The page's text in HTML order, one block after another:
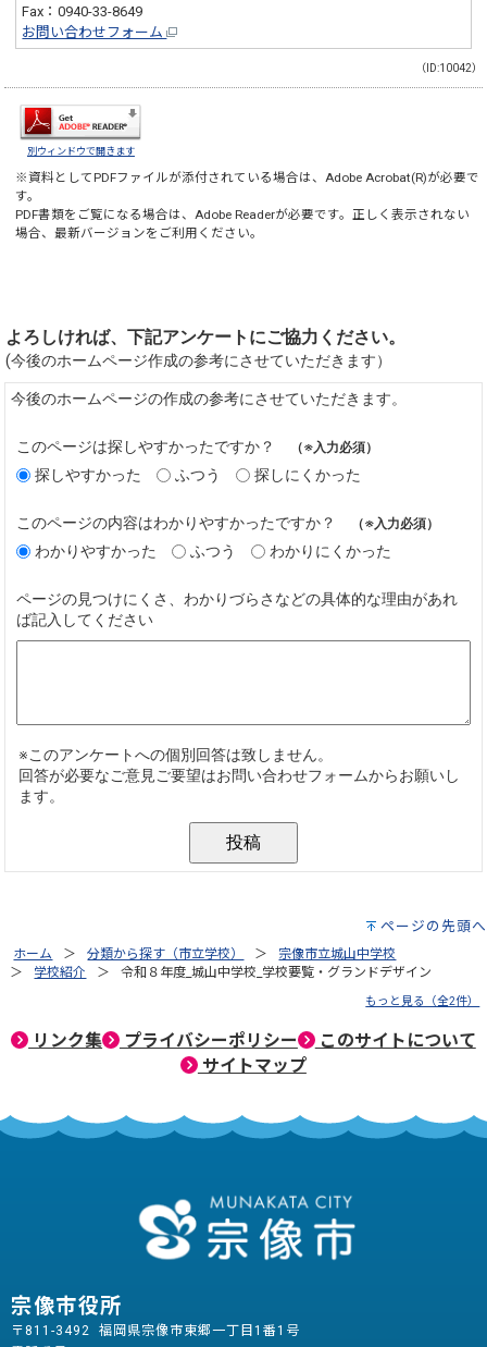
Fax：0940-33-8649
お問い合わせフォーム
（ID:10042）
別ウィンドウで開きます
※資料としてPDFファイルが添付されている場合は、 Adobe Acrobat(R)が必要で
す。
PDF書類をご覧になる場合は、 Adobe Readerが必要です。正しく表示されない
場合、最新バージョンをご利用ください。
ページの先頭へ
ホーム 分類から探す（市立学校）
宗像市立城山中学校
学校紹介
令和８年度_城山中学校_学校要覧・グランドデザイン
もっと見る（全2件）
リンク集 プライバシーポリシー
このサイトについて
サイトマップ
宗像市役所
〒811-3492 福岡県宗像市東郷一丁目1番1号